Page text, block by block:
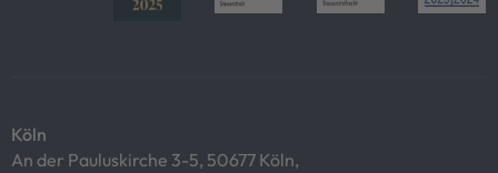
Köln
An der Pauluskirche 3-5, 50677 Köln,